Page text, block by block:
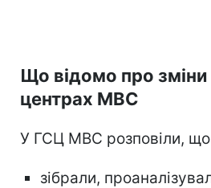
Що відомо про зміни
центрах МВС
У ГСЦ МВС розповіли,
зібрали,